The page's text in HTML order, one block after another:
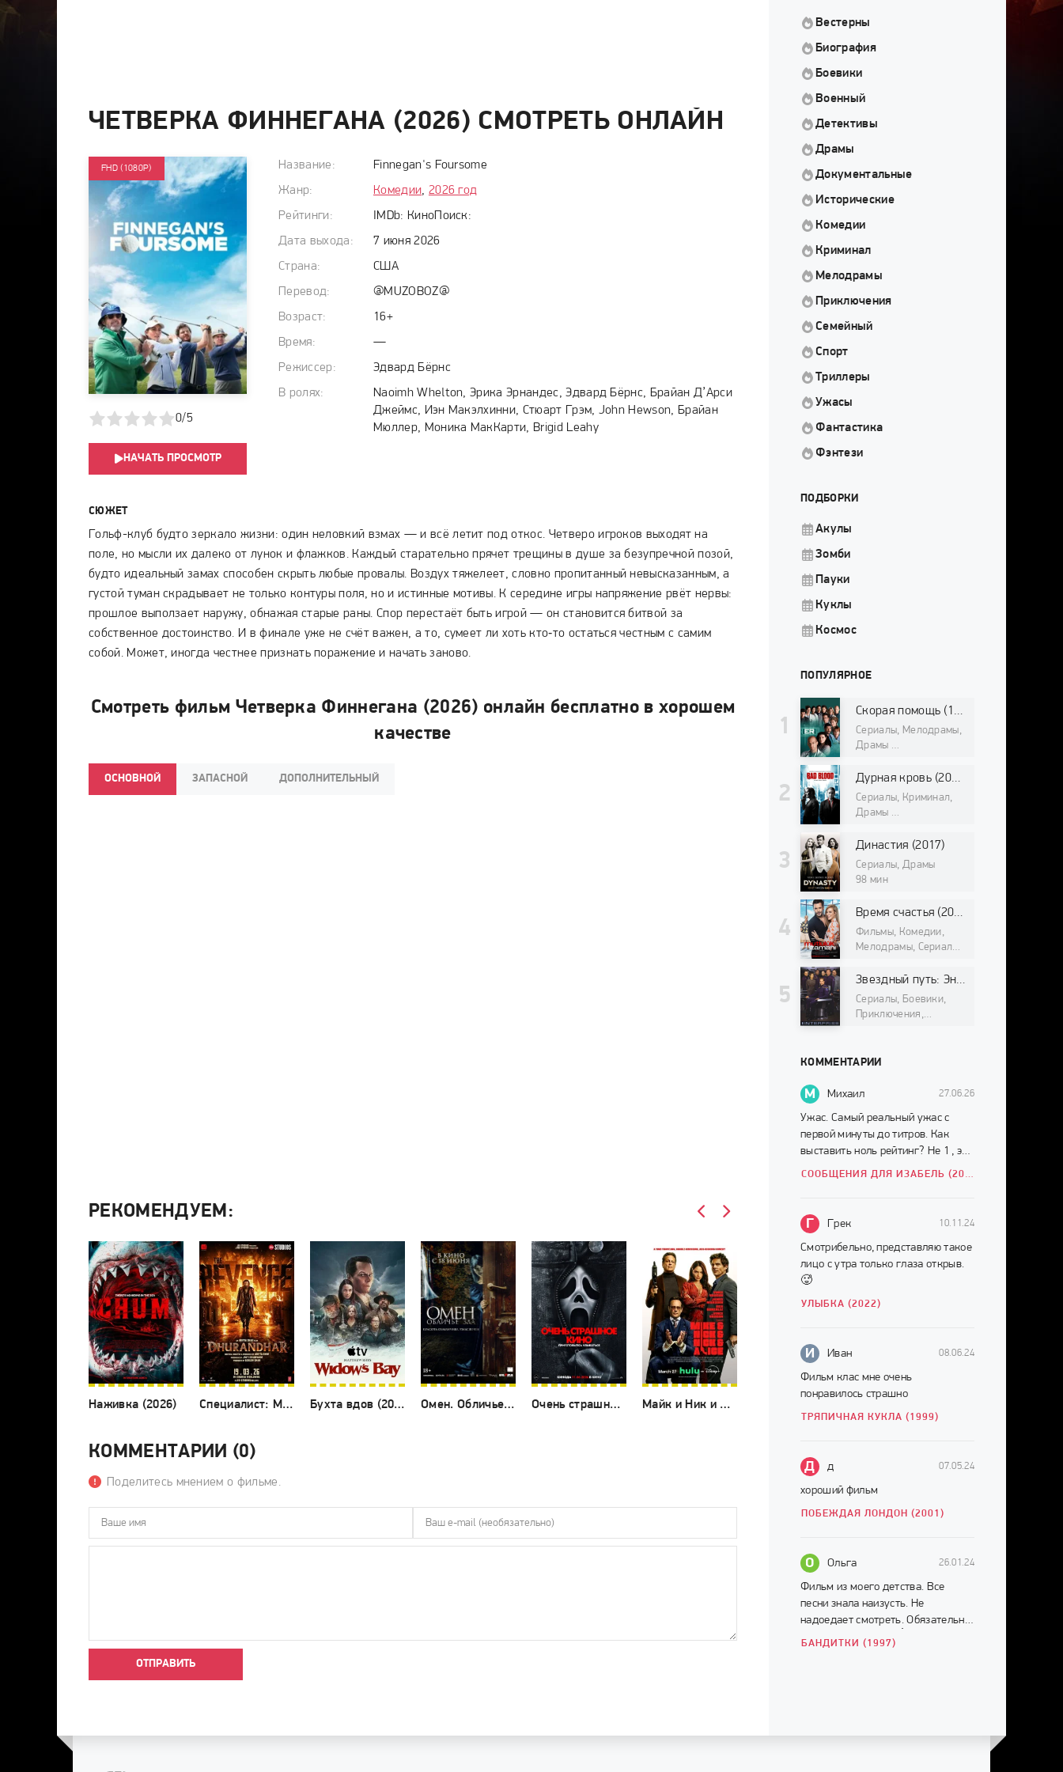
ЧЕТВЕРКА ФИННЕГАНА (2026) СМОТРЕТЬ ОНЛАЙН
Название:
Finnegan's Foursome
Жанр:
Комедии, 2026 год
Рейтинги:
IMDb: КиноПоиск:
Дата выхода:
7 июня 2026
Страна:
США
Перевод:
@MUZOBOZ@
Возраст:
16+
Время:
—
Режиссер:
Эдвард Бёрнс
В ролях:
Naoimh Whelton, Эрика Эрнандес, Эдвард Бёрнс, Брайан Д’Арси
Джеймс, Иэн Макэлхинни, Стюарт Грэм, John Hewson, Брайан
Мюллер, Моника МакКарти, Brigid Leahy
FHD (1080P)
0/5
НАЧАТЬ ПРОСМОТР
СЮЖЕТ
Гольф-клуб будто зеркало жизни: один неловкий взмах — и всё летит под откос. Четверо игроков выходят на
поле, но мысли их далеко от лунок и флажков. Каждый старательно прячет трещины в душе за безупречной позой,
будто идеальный замах способен скрыть любые провалы. Воздух тяжелеет, словно пропитанный невысказанным, а
густой туман скрадывает не только контуры поля, но и истинные мотивы. К середине игры напряжение рвёт нервы:
прошлое выползает наружу, обнажая старые раны. Спор перестаёт быть игрой — он становится битвой за
собственное достоинство. И в финале уже не счёт важен, а то, сумеет ли хоть кто‑то остаться честным с самим
собой. Может, иногда честнее признать поражение и начать заново.
Смотреть фильм Четверка Финнегана (2026) онлайн бесплатно в хорошем
качестве
ОСНОВНОЙ ЗАПАСНОЙ ДОПОЛНИТЕЛЬНЫЙ
РЕКОМЕНДУЕМ:
Наживка (2026) Специалист: Месть (2026) Бухта вдов (2026) Омен. Обличье зла (2026) Очень страшное кино 6 (2026) Майк и Ник и Ник и Элис (2026)
КОММЕНТАРИИ (0)
Поделитесь мнением о фильме.
ОТПРАВИТЬ
Вестерны
Биография
Боевики
Военный
Детективы
Драмы
Документальные
Исторические
Комедии
Криминал
Мелодрамы
Приключения
Семейный
Спорт
Триллеры
Ужасы
Фантастика
Фэнтези
ПОДБОРКИ
Акулы
Зомби
Пауки
Куклы
Космос
ПОПУЛЯРНОЕ
Скорая помощь (1994)
Сериалы, Мелодрамы,
Драмы
Дурная кровь (2017)
Сериалы, Криминал,
Драмы
Династия (2017)
Сериалы, Драмы
98 мин
Время счастья (2017)
Фильмы, Комедии,
Мелодрамы, Сериалы
Звездный путь: Энтерпрайз (2001)
Сериалы, Боевики,
Приключения,
98 мин
КОММЕНТАРИИ
М Михаил 27.06.26
Ужас. Самый реальный ужас с
первой минуты до титров. Как
выставить ноль рейтинг? Не 1 , это
много. НОЛЬ.
СООБЩЕНИЯ ДЛЯ ИЗАБЕЛЬ (2026)
Г Грек 10.11.24
Смотрибельно, представляю такое
лицо с утра только глаза открыв.
🥵
УЛЫБКА (2022)
И Иван 08.06.24
Фильм клас мне очень
понравилось страшно
ТРЯПИЧНАЯ КУКЛА (1999)
Д д 07.05.24
хороший фильм
ПОБЕЖДАЯ ЛОНДОН (2001)
О Ольга 26.01.24
Фильм из моего детства. Все
песни знала наизусть. Не
надоедает смотреть. Обязательно
смотреть до конца ☝️
БАНДИТКИ (1997)